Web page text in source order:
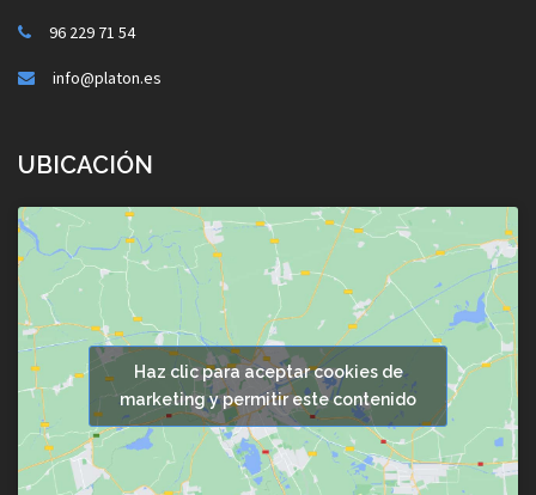
96 229 71 54
info@platon.es
UBICACIÓN
Haz clic para aceptar cookies de
marketing y permitir este contenido